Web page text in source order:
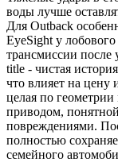
воды лучше
Для Outback
EyeSight у
трансмиссии после
title - чистая
что влияет на цену
целая по
приводом,
повреждениями.
полностью
семейного